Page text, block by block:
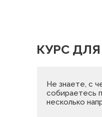
КУРС
Не знаете, с
собираетесь
несколько